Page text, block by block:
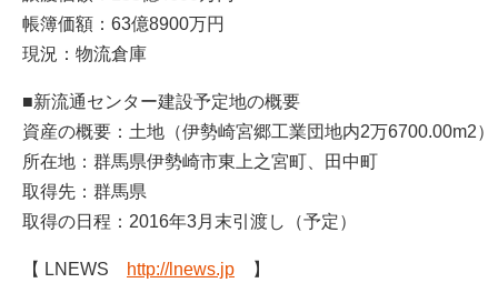
帳簿価額：63億8900万円
現況：物流倉庫
■新流通センター建設予定地の概要
資産の概要：土地（伊勢崎宮郷工業団地内2万6700.00m2）
所在地：群馬県伊勢崎市東上之宮町、田中町
取得先：群馬県
取得の日程：2016年3月末引渡し（予定）
【 LNEWS http://lnews.jp 】